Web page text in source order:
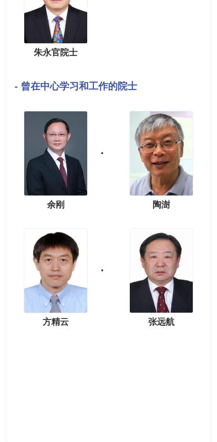
朱永官院士
- 曾在中心学习和工作的院士
余刚 陶澍
方精云 张远航